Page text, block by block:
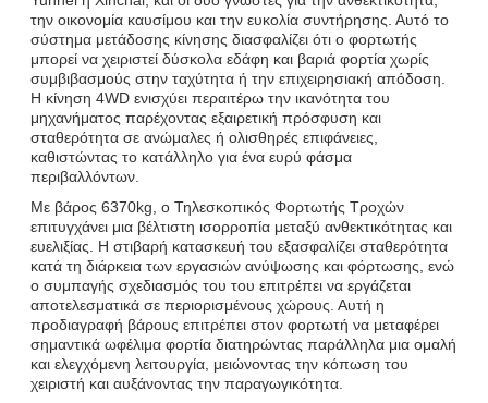
την οικονομία καυσίμου και την ευκολία συντήρησης. Αυτό το
σύστημα μετάδοσης κίνησης διασφαλίζει ότι ο φορτωτής
μπορεί να χειριστεί δύσκολα εδάφη και βαριά φορτία χωρίς
συμβιβασμούς στην ταχύτητα ή την επιχειρησιακή απόδοση.
Η κίνηση 4WD ενισχύει περαιτέρω την ικανότητα του
μηχανήματος παρέχοντας εξαιρετική πρόσφυση και
σταθερότητα σε ανώμαλες ή ολισθηρές επιφάνειες,
καθιστώντας το κατάλληλο για ένα ευρύ φάσμα
περιβαλλόντων.
Με βάρος 6370kg, ο Τηλεσκοπικός Φορτωτής Τροχών
επιτυγχάνει μια βέλτιστη ισορροπία μεταξύ ανθεκτικότητας και
ευελιξίας. Η στιβαρή κατασκευή του εξασφαλίζει σταθερότητα
κατά τη διάρκεια των εργασιών ανύψωσης και φόρτωσης, ενώ
ο συμπαγής σχεδιασμός του του επιτρέπει να εργάζεται
αποτελεσματικά σε περιορισμένους χώρους. Αυτή η
προδιαγραφή βάρους επιτρέπει στον φορτωτή να μεταφέρει
σημαντικά ωφέλιμα φορτία διατηρώντας παράλληλα μια ομαλή
και ελεγχόμενη λειτουργία, μειώνοντας την κόπωση του
χειριστή και αυξάνοντας την παραγωγικότητα.